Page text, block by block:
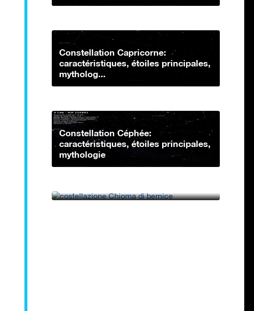
Constellation Capricorne:
caractéristiques, étoiles principales,
mytholog...
Constellation Céphée:
caractéristiques, étoiles principales,
mythologie
Constellation Chevelure de